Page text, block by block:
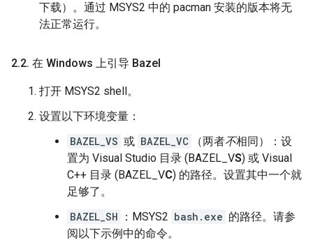
下载）。通过 MSYS2 中的 pacman 安装的版本将无
法正常运行。
2.2. 在 Windows 上引导 Bazel
打开 MSYS2 shell。
设置以下环境变量：
BAZEL_VS 或 BAZEL_VC （两者不相同）：设
置为 Visual Studio 目录 (BAZEL_VS) 或 Visual
C++ 目录 (BAZEL_VC) 的路径。设置其中一个就
足够了。
BAZEL_SH
：MSYS2 bash.exe 的路径。请参
阅以下示例中的命令。